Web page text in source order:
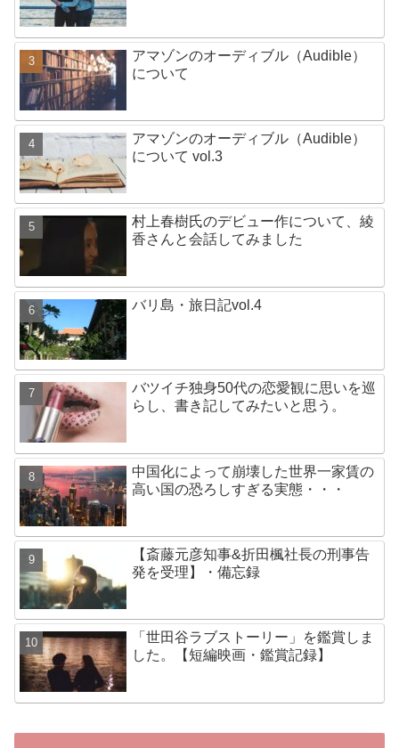
アマゾンのオーディブル（Audible）
について
アマゾンのオーディブル（Audible）
について vol.3
村上春樹氏のデビュー作について、綾
香さんと会話してみました
バリ島・旅日記vol.4
バツイチ独身50代の恋愛観に思いを巡
らし、書き記してみたいと思う。
中国化によって崩壊した世界一家賃の
高い国の恐ろしすぎる実態・・・
【斎藤元彦知事&折田楓社長の刑事告
発を受理】・備忘録
「世田谷ラブストーリー」を鑑賞しま
した。【短編映画・鑑賞記録】